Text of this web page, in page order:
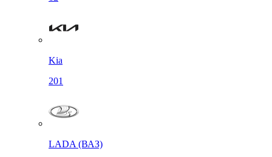
Kia
201
LADA (ВАЗ)